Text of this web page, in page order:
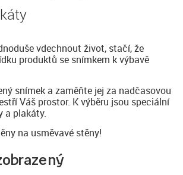
vdechnout život, stačí, že
produktů se snímkem k výbavě
snímek a zaměňte jej za nadčasovou
Váš prostor. K výběru jsou speciální
a plakáty.
na usměvavé stěny!